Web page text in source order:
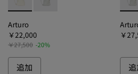
Arturo - B1348-082 - アルトゥロ ト
Arturo - B1348-917 - アルト
Arturo
￥22,000
￥27,500 -20%
追加
￥